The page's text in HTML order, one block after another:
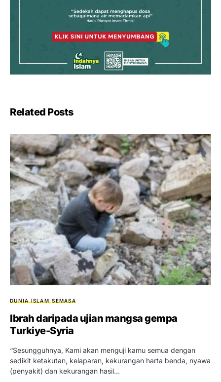
Related Posts
DUNIA ISLAM SEMASA
Ibrah daripada ujian mangsa gempa
Turkiye-Syria
“Sesungguhnya, Kami akan menguji kamu semua dengan
sedikit ketakutan, kelaparan, kekurangan harta benda, nyawa
(penyakit) dan kekurangan hasil…